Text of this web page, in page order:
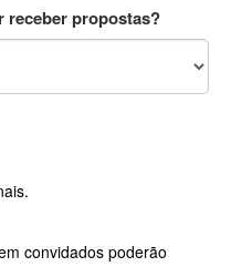
receber propostas?
convidados poderão